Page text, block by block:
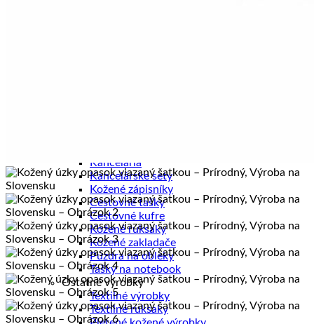
Kancelária
Kancelárske sety
Kožené zápisníky
Cestovné tašky
Cestovné kufre
Kožené ruksaky
Kožené zakladače
Púzdra na obleky
Tašky na notebook
Ostatné výrobky
Textilné výrobky
Textilné ruksaky